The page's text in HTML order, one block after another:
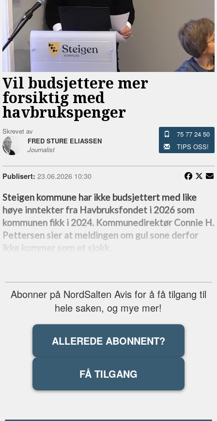
Vil budsjettere mer
forsiktig med
havbrukspenger
Skrevet av
FRED STURE ELIASSEN
Journalist
75 77 24 50
TIPS OSS!
Publisert: 23.06.2026 10:30
Steigen kommune har ikke budsjettert med like
høye inntekter fra Havbruksfondet i 2026 som
kommunen fikk i 2024. Kommunedirektør Connie H.
Pettersen sier at meldingen om gul sone derfor
ikke kommer som et sjokk.
Abonner på NordSalten Avis for å få tilgang til
hele saken, og mye mer!
ALLEREDE ABONNENT?
FÅ TILGANG